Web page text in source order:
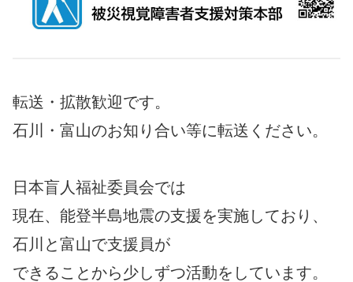
転送・拡散歓迎です。
石川・富山のお知り合い等に転送ください。
日本盲人福祉委員会では
現在、能登半島地震の支援を実施しており、
石川と富山で支援員が
できることから少しずつ活動をしています。